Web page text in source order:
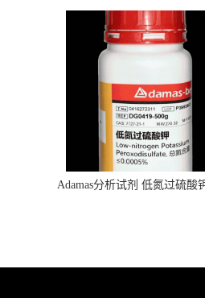
Adamas分析试剂 低氮过硫酸